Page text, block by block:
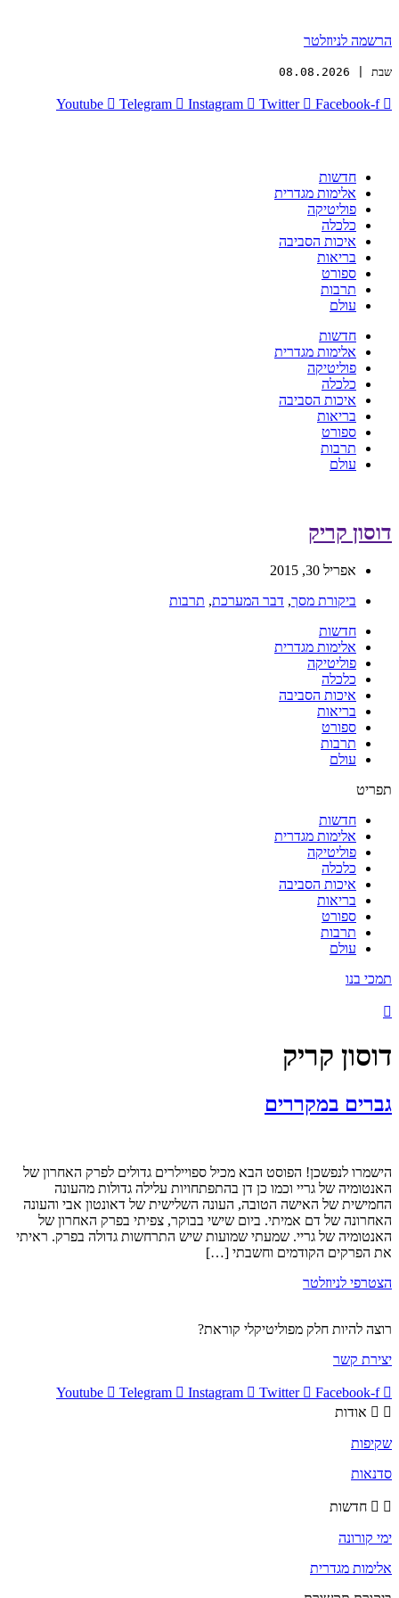
הרשמה לניוזלטר
שבת | 08.08.2026
Youtube Telegram Instagram Twitter Facebook-f
חדשות
אלימות מגדרית
פוליטיקה
כלכלה
איכות הסביבה
בריאות
ספורט
תרבות
עולם
חדשות
אלימות מגדרית
פוליטיקה
כלכלה
איכות הסביבה
בריאות
ספורט
תרבות
עולם
דוסון קריק
אפריל 30, 2015
ביקורת מסך, דבר המערכת, תרבות
חדשות
אלימות מגדרית
פוליטיקה
כלכלה
איכות הסביבה
בריאות
ספורט
תרבות
עולם
תפריט
חדשות
אלימות מגדרית
פוליטיקה
כלכלה
איכות הסביבה
בריאות
ספורט
תרבות
עולם
תמכי בנו
דוסון קריק
גברים במקררים
הישמרו לנפשכן! הפוסט הבא מכיל ספויילרים גדולים לפרק האחרון של
האנטומיה של גריי וכמו כן דן בהתפתחויות עלילה גדולות מהעונה
החמישית של האישה הטובה, העונה השלישית של דאונטון אבי והעונה
האחרונה של דם אמיתי. ביום שישי בבוקר, צפיתי בפרק האחרון של
האנטומיה של גריי. שמעתי שמועות שיש התרחשות גדולה בפרק. ראיתי
את הפרקים הקודמים וחשבתי […]
הצטרפי לניוזלטר
רוצה להיות חלק מפוליטיקלי קוראת?
יצירת קשר
Youtube Telegram Instagram Twitter
Facebook-f
אודות
שקיפות
סדנאות
חדשות
ימי קורונה
אלימות מגדרית